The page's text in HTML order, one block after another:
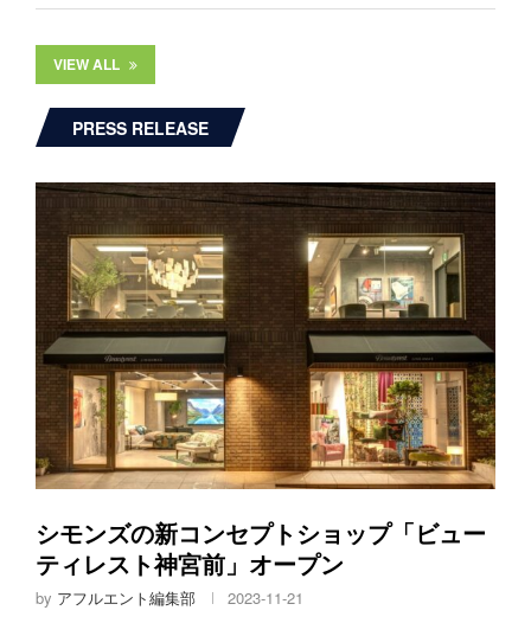
VIEW ALL
PRESS RELEASE
シモンズの新コンセプトショップ「ビュー
ティレスト神宮前」オープン
by アフルエント編集部 2023-11-21